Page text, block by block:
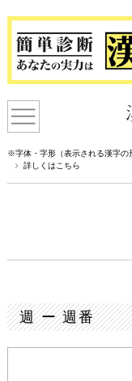
※字体・字形（表示される漢字の
詳しくはこちら
週 ー 週番